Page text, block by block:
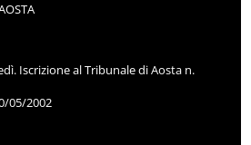
Iscrizione al Tribunale di Aosta n.
05/2002